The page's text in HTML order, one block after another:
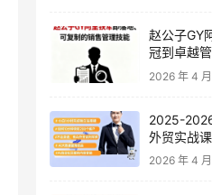
赵公子GY
冠到卓越
战课
2026 年 4
2025-
外贸实战
发客户-内
2026 年 4